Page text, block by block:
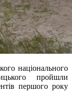
національного
пройшли
першого року